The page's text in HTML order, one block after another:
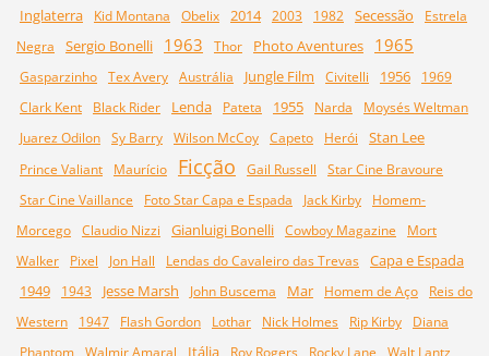
Inglaterra Kid Montana Obelix 2014 2003 1982 Secessão
Estrela
Negra
Sergio Bonelli 1963 Thor Photo Aventures 1965
Gasparzinho Tex Avery Austrália Jungle Film Civitelli 1956
1969
Clark Kent
Black Rider Lenda Pateta 1955 Narda
Moysés Weltman
Juarez Odilon Sy Barry Wilson McCoy Capeto Herói Stan Lee
Prince Valiant Maurício Ficção Gail Russell
Star Cine Bravoure
Star Cine Vaillance
Foto Star Capa e Espada Jack Kirby
Homem-
Morcego Claudio Nizzi Gianluigi Bonelli Cowboy Magazine
Mort
Walker
Pixel Jon Hall Lendas do Cavaleiro das Trevas Capa e Espada
1949
1943 Jesse Marsh John Buscema Mar Homem de Aço
Reis do
Western
1947 Flash Gordon Lothar Nick Holmes Rip Kirby
Diana
Itália